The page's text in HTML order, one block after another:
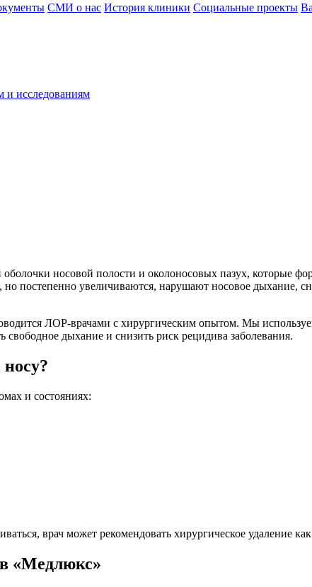
СМИ о нас История клиники Социальные проекты
и исследованиям
носовой полости и околоносовых пазух, которые
постепенно увеличиваются, нарушают носовое дыхание,
ЛОР-врачами с хирургическим опытом. Мы
дыхание и снизить риск рецидива заболевания.
и состояниях:
врач может рекомендовать хирургическое удаление
«Медлюкс»